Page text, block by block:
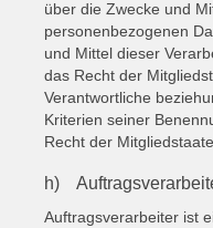
über die Zwecke und
personenbezogenen
und Mittel dieser
das Recht der
Verantwortliche
Kriterien seiner
Recht der
h)
Auftragsverarbeiter ist